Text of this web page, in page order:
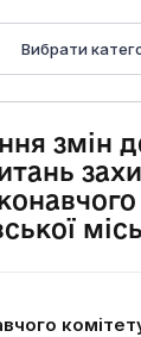
Вибрати
змін